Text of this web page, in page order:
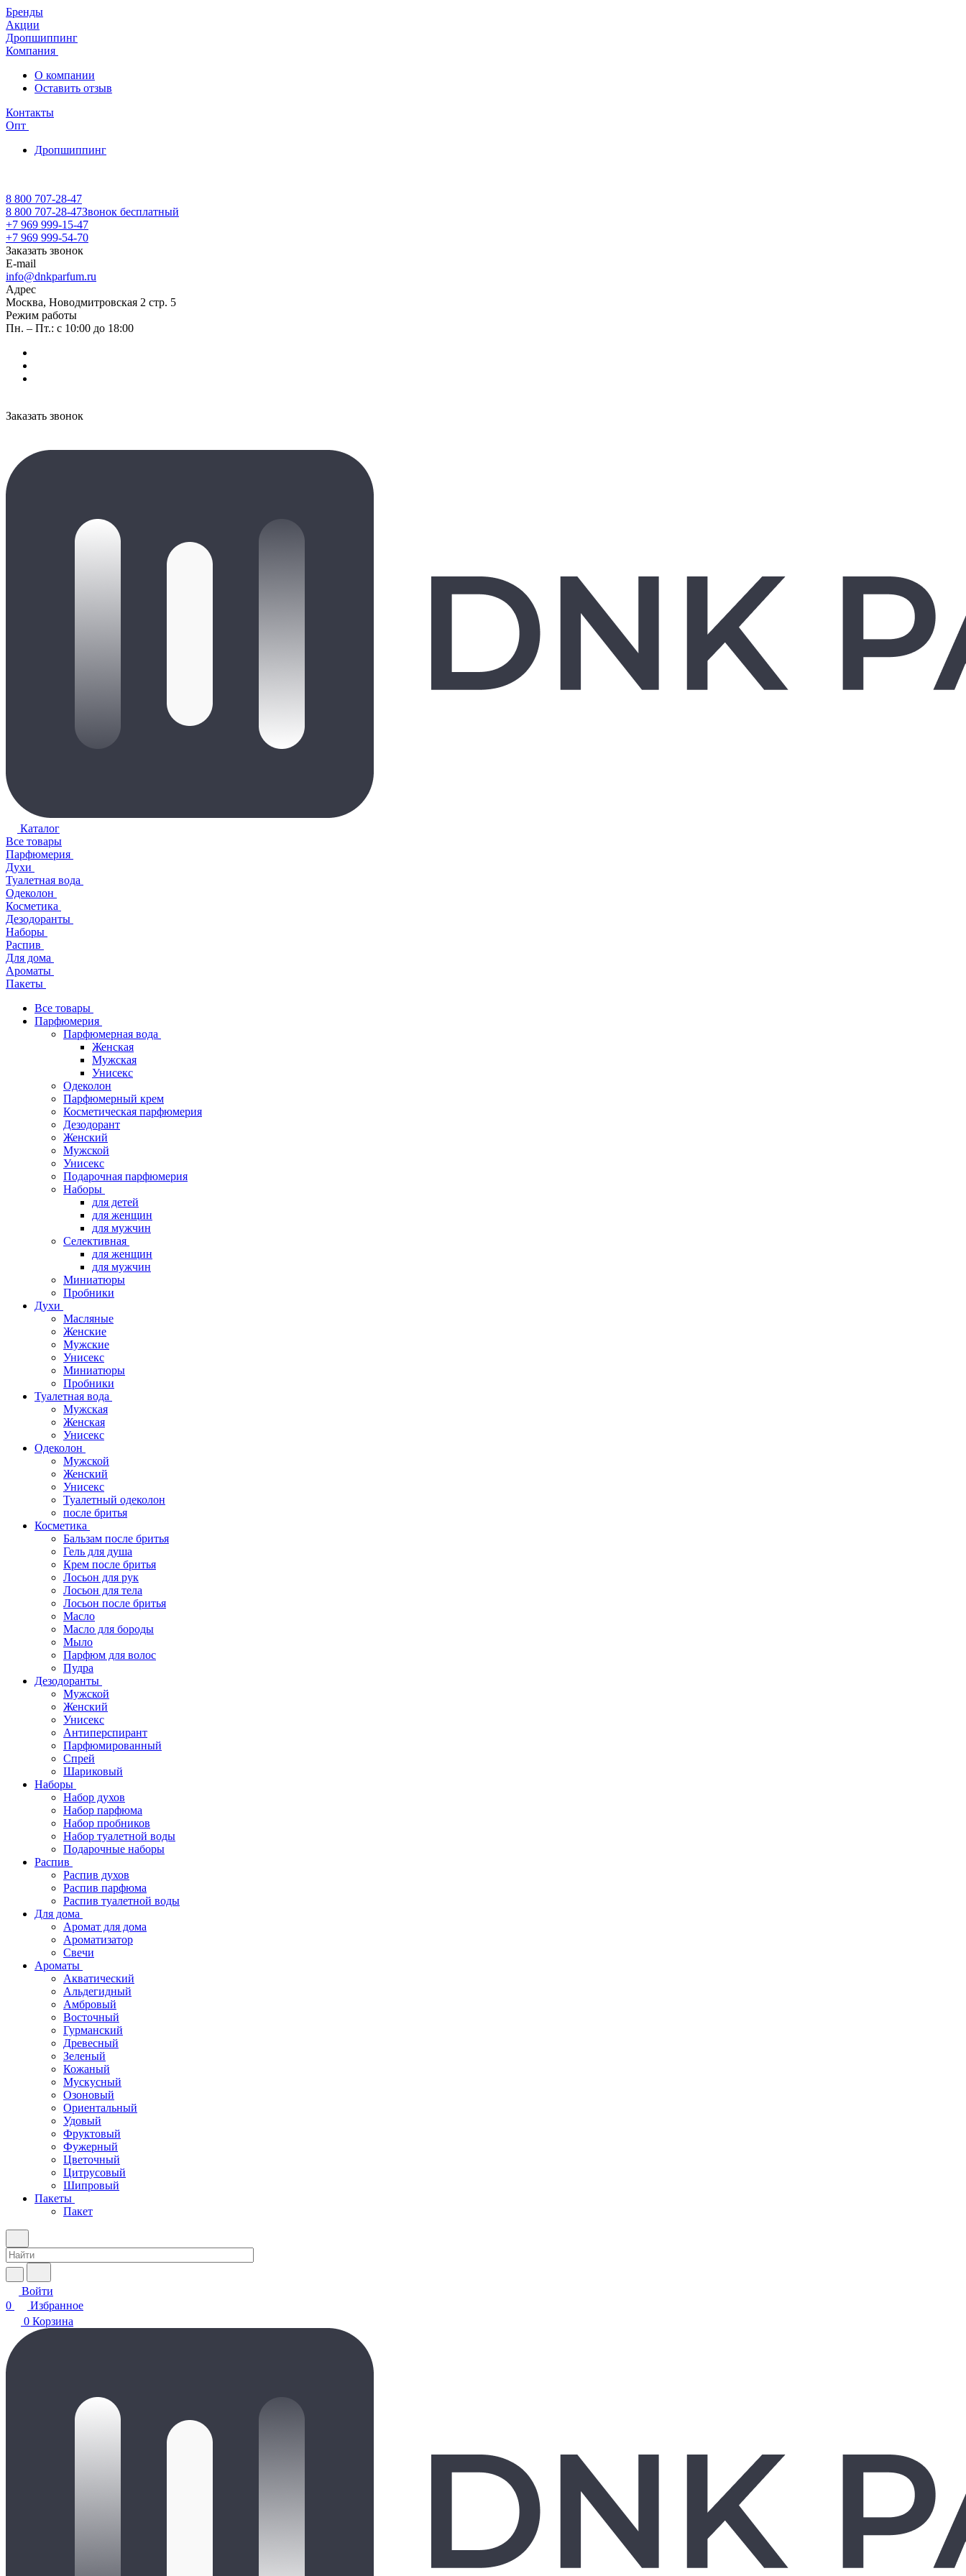
Бренды
Акции
Дропшиппинг
Компания
О компании
Оставить отзыв
Контакты
Опт
Дропшиппинг
8 800 707-28-47
8 800 707-28-47Звонок бесплатный
+7 969 999-15-47
+7 969 999-54-70
Заказать звонок
E-mail
info@dnkparfum.ru
Адрес
Москва, Новодмитровская 2 стр. 5
Режим работы
Пн. – Пт.: с 10:00 до 18:00
Заказать звонок
Каталог
Все товары
Парфюмерия
Духи
Туалетная вода
Одеколон
Косметика
Дезодоранты
Наборы
Распив
Для дома
Ароматы
Пакеты
Все товары
Парфюмерия
Парфюмерная вода
Женская
Мужская
Унисекс
Одеколон
Парфюмерный крем
Косметическая парфюмерия
Дезодорант
Женский
Мужской
Унисекс
Подарочная парфюмерия
Наборы
для детей
для женщин
для мужчин
Селективная
для женщин
для мужчин
Миниатюры
Пробники
Духи
Масляные
Женские
Мужские
Унисекс
Миниатюры
Пробники
Туалетная вода
Мужская
Женская
Унисекс
Одеколон
Мужской
Женский
Унисекс
Туалетный одеколон
после бритья
Косметика
Бальзам после бритья
Гель для душа
Крем после бритья
Лосьон для рук
Лосьон для тела
Лосьон после бритья
Масло
Масло для бороды
Мыло
Парфюм для волос
Пудра
Дезодоранты
Мужской
Женский
Унисекс
Антиперспирант
Парфюмированный
Спрей
Шариковый
Наборы
Набор духов
Набор парфюма
Набор пробников
Набор туалетной воды
Подарочные наборы
Распив
Распив духов
Распив парфюма
Распив туалетной воды
Для дома
Аромат для дома
Ароматизатор
Свечи
Ароматы
Акватический
Альдегидный
Амбровый
Восточный
Гурманский
Древесный
Зеленый
Кожаный
Мускусный
Озоновый
Ориентальный
Удовый
Фруктовый
Фужерный
Цветочный
Цитрусовый
Шипровый
Пакеты
Пакет
Войти
0
Избранное
0 Корзина